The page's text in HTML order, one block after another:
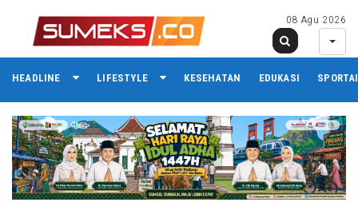
08 Agu 2026
HEADLINE LIFESTYLE KESEHATAN EDUKASI